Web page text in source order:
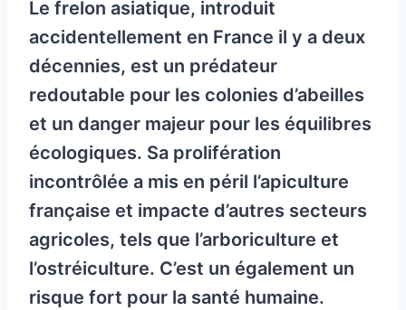
Le frelon asiatique, introduit
accidentellement en France il y a deux
décennies, est un prédateur
redoutable pour les colonies d’abeilles
et un danger majeur pour les équilibres
écologiques. Sa prolifération
incontrôlée a mis en péril l’apiculture
française et impacte d’autres secteurs
agricoles, tels que l’arboriculture et
l’ostréiculture. C’est un également un
risque fort pour la santé humaine.